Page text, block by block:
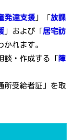
発達支援 」「放課
」および「居宅訪
かれます。
談・作成する「障
所受給者証」を取